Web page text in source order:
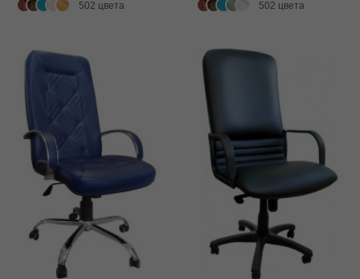
502 цвета 502 цвета